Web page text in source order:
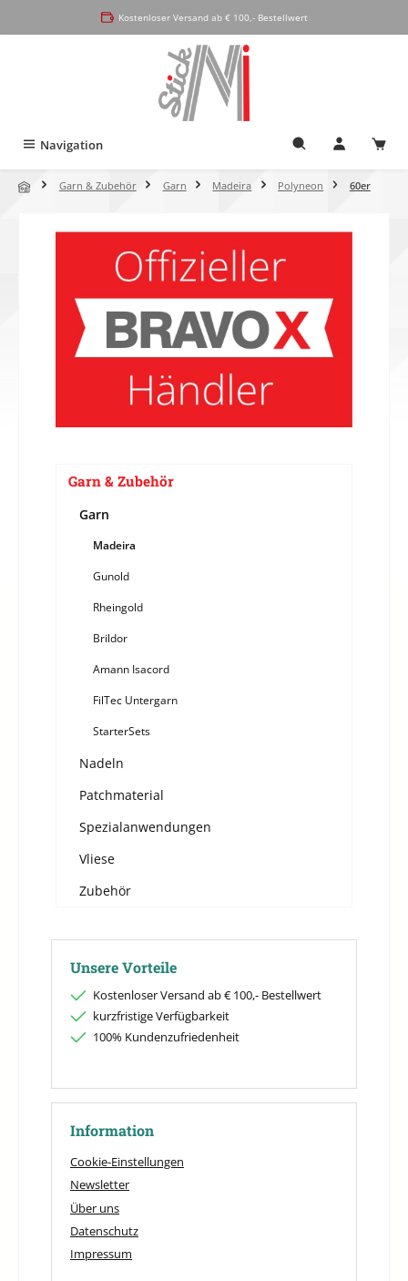
Kostenloser Versand ab € 100,- Bestellwert
Navigation
Garn & Zubehör Garn Madeira Polyneon 60er
Garn & Zubehör
Garn
Madeira
Gunold
Rheingold
Brildor
Amann Isacord
FilTec Untergarn
StarterSets
Nadeln
Patchmaterial
Spezialanwendungen
Vliese
Zubehör
Unsere Vorteile
Kostenloser Versand ab € 100,- Bestellwert
kurzfristige Verfügbarkeit
100% Kundenzufriedenheit
Information
Cookie-Einstellungen
Newsletter
Über uns
Datenschutz
Impressum